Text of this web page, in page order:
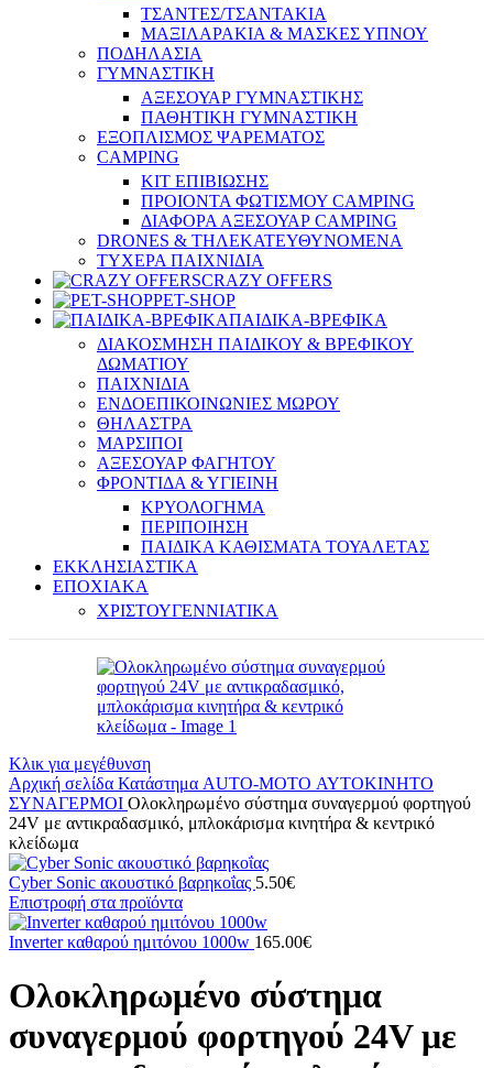
ΤΣΑΝΤΕΣ/ΤΣΑΝΤΑΚΙΑ
ΜΑΞΙΛΑΡΑΚΙΑ & ΜΑΣΚΕΣ ΥΠΝΟΥ
ΠΟΔΗΛΑΣΙΑ
ΓΥΜΝΑΣΤΙΚΗ
ΑΞΕΣΟΥΑΡ ΓΥΜΝΑΣΤΙΚΗΣ
ΠΑΘΗΤΙΚΗ ΓΥΜΝΑΣΤΙΚΗ
ΕΞΟΠΛΙΣΜΟΣ ΨΑΡΕΜΑΤΟΣ
CAMPING
ΚΙΤ ΕΠΙΒΙΩΣΗΣ
ΠΡΟΙΟΝΤΑ ΦΩΤΙΣΜΟΥ CAMPING
ΔΙΑΦΟΡΑ ΑΞΕΣΟΥΑΡ CAMPING
DRONES & ΤΗΛΕΚΑΤΕΥΘΥΝΟΜΕΝΑ
ΤΥΧΕΡΑ ΠΑΙΧΝΙΔΙΑ
CRAZY OFFERS
PET-SHOP
ΠΑΙΔΙΚΑ-ΒΡΕΦΙΚΑ
ΔΙΑΚΟΣΜΗΣΗ ΠΑΙΔΙΚΟΥ & ΒΡΕΦΙΚΟΥ
ΔΩΜΑΤΙΟΥ
ΠΑΙΧΝΙΔΙΑ
ΕΝΔΟΕΠΙΚΟΙΝΩΝΙΕΣ ΜΩΡΟΥ
ΘΗΛΑΣΤΡΑ
ΜΑΡΣΙΠΟΙ
ΑΞΕΣΟΥΑΡ ΦΑΓΗΤΟΥ
ΦΡΟΝΤΙΔΑ & ΥΓΙΕΙΝΗ
ΚΡΥΟΛΟΓΗΜΑ
ΠΕΡΙΠΟΙΗΣΗ
ΠΑΙΔΙΚΑ ΚΑΘΙΣΜΑΤΑ ΤΟΥΑΛΕΤΑΣ
ΕΚΚΛΗΣΙΑΣΤΙΚΑ
ΕΠΟΧΙΑΚΑ
ΧΡΙΣΤΟΥΓΕΝΝΙΑΤΙΚΑ
Κλικ για μεγέθυνση
Αρχική σελίδα Κατάστημα AUTO-MOTO ΑΥΤΟΚΙΝΗΤΟ
ΣΥΝΑΓΕΡΜΟΙ Ολοκληρωμένο σύστημα συναγερμού φορτηγού
24V με αντικραδασμικό, μπλοκάρισμα κινητήρα & κεντρικό
κλείδωμα
Cyber Sonic ακουστικό βαρηκοΐας 5.50€
Επιστροφή στα προϊόντα
Inverter καθαρού ημιτόνου 1000w 165.00€
Ολοκληρωμένο σύστημα
συναγερμού φορτηγού 24V με